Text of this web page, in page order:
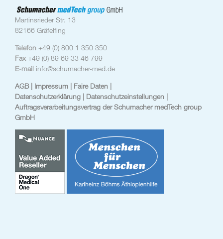
Martinsrieder Str. 13
82166 Gräfelfing
Telefon +49 (0) 800 1 350 350
Fax +49 (0) 89 69 33 46 799
E-mail info@schumacher-med.de
AGB | Impressum | Faire Daten |
Datenschutzerklärung | Datenschutzeinstellungen |
Auftragsverarbeitungsvertrag der Schumacher medTech group
GmbH